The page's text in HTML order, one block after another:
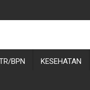
Bangun
BPN KESEHATAN